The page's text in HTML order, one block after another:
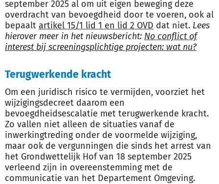
september 2025 al om uit eigen beweging deze
overdracht van bevoegdheid door te voeren, ook al
bepaalt artikel 15/1 lid 1 en lid 2 OVD dat niet. Lees
hierover meer in het nieuwsbericht: No conflict of
interest bij screeningsplichtige projecten: wat nu?
Terugwerkende kracht
Om een juridisch risico te vermijden, voorziet het
wijzigingsdecreet daarom een
bevoegdheidsescalatie met terugwerkende kracht.
Zo vallen niet alleen de situaties vanaf de
inwerkingtreding onder de voormelde wijziging,
maar ook de vergunningen die sinds het arrest van
het Grondwettelijk Hof van 18 september 2025
verleend zijn in overeenstemming met de
communicatie van het Departement Omgeving.